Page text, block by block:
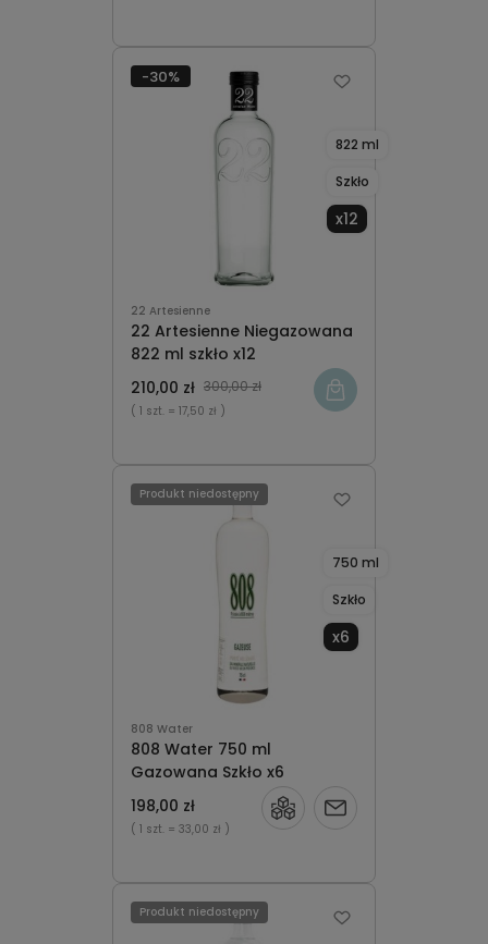
22 Artesienne
22 Artesienne Niegazowana
822 ml szkło x12
822 ml
Szkło
x12
210,00 zł 300,00 zł
( 1 szt. = 17,50 zł )
-30%
808 Water
808 Water 750 ml
Gazowana Szkło x6
750 ml
Szkło
x6
198,00 zł
( 1 szt. = 33,00 zł )
Produkt niedostępny
Powiadom
Produkt niedostępny